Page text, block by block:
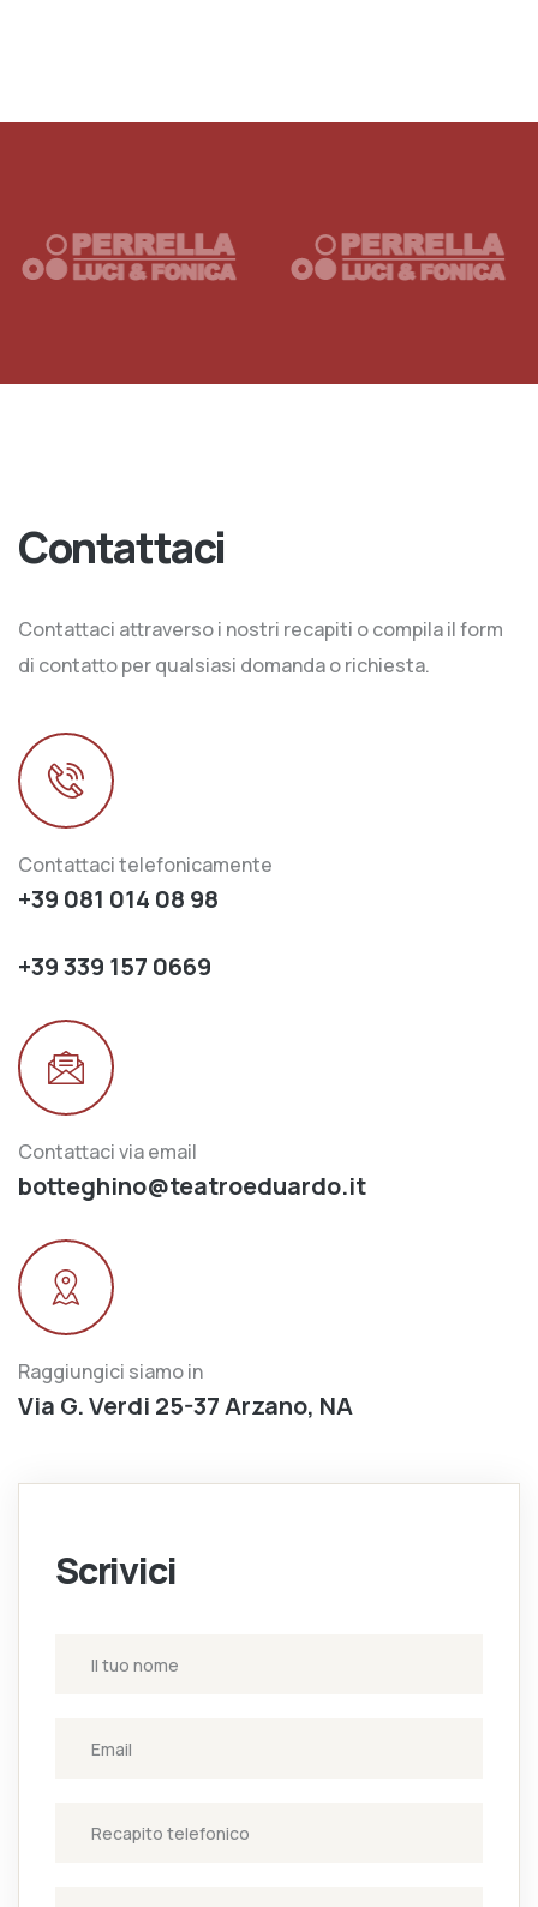
Contattaci
Contattaci attraverso i nostri recapiti o compila il form
di contatto per qualsiasi domanda o richiesta.
Contattaci telefonicamente
+39 081 014 08 98
+39 339 157 0669
Contattaci via email
botteghino@teatroeduardo.it
Raggiungici siamo in
Via G. Verdi 25-37 Arzano, NA
Scrivici